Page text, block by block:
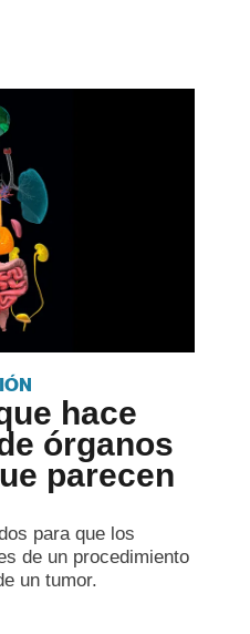
hace
órganos
parecen
para que los
de un procedimiento
un tumor.